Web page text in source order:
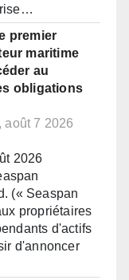
premier
maritime
au
obligations
août 7 2026
2026
(« Seaspan
propriétaires
d'actifs
d'annoncer